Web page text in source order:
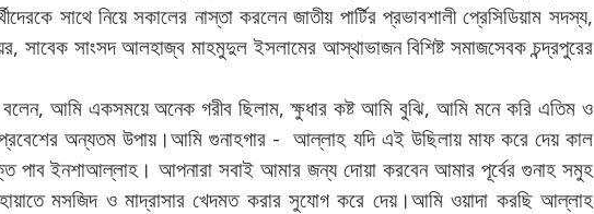
সাথে নিয়ে সকালের নাস্তা করলেন জাতীয় পার্টির প্রভাবশালী প্রেসিডিয়াম সদস্য,
, সাবেক সাংসদ আলহাজ্ব মাহমুদুল ইসলামের আস্থাভাজন বিশিষ্ট সমাজসেবক চন্দ্রপুরের
বলেন, আমি একসময়ে অনেক গরীব ছিলাম,ক্ষুধার কষ্ট আমি বুঝি, আমি মনে করি এতিম ও
অন্যতম উপায়।আমি গুনাহগার - আল্লাহ যদি এই উছিলায় মাফ করে দেয় কাল
পাব ইনশাআল্লাহ । আপনারা সবাই আমার জন্য দোয়া করবেন আমার পূর্বের গুনাহ সমুহ
হায়াতে মসজিদ ও মাদ্রাসার খেদমত করার সুযোগ করে দেয়।আমি ওয়াদা করছি আল্লাহ